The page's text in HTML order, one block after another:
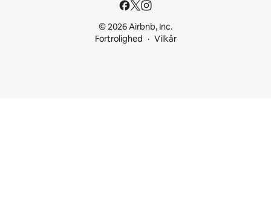
© 2026 Airbnb, Inc.
Fortrolighed
Vilkår